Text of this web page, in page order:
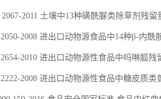
2011 土壤中13种磺酰脲类除草剂残
2008 进出口动物源食品中14种β-内酰
2010 进出口动物源性食品中吗啉胍
2008 进出口动物源性食品中糖皮质